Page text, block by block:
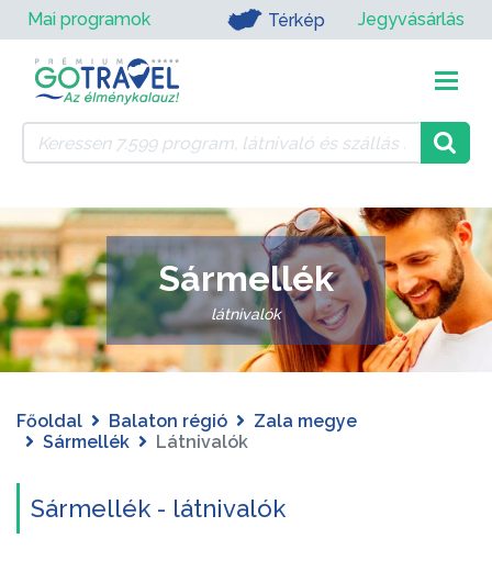
Mai programok Térkép Jegyvásárlás
Sármellék
látnivalók
Főoldal Balaton régió
Zala megye
Sármellék
Látnivalók
Sármellék - látnivalók